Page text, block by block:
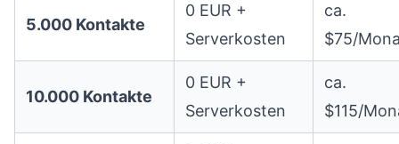
5.000 Kontakte
0 EUR +
Serverkosten
ca.
$75/
10.000 Kontakte
0 EUR +
Serverkosten
ca.
$115/